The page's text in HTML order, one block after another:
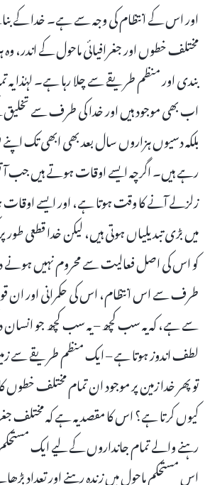
اور اس کے انتظام کی وجہ سے ہے۔ خدا کے
مختلف خطوں اور جغرافیائی ماحول کے اندر، وہ
بندی اور منظم طریقے سے چلا رہا ہے۔ لہٰذا یہ
اب بھی موجود ہیں اور خدا کی طرف سے
بلکہ دسیوں ہزاروں سال بعد بھی ابھی تک
رہے ہیں۔ اگرچہ ایسے اوقات ہوتے ہیں جب
زلزلے آنے کا وقت ہوتا ہے، اور ایسے
میں بڑی تبدیلیاں ہوتی ہیں، لیکن خدا قطعی
کو اس کی اصل فعالیت سے محروم نہیں ہونے
طرف سے اس انتظام، اس کی حکمرانی اور ان
سے ہے، کہ یہ سب کچھ – یہ سب کچھ جو
لطف اندوز ہوتا ہے – ایک منظم طریقے سے
تو پھر خدا زمین پر موجود ان تمام مختلف
کیوں کرتا ہے؟ اس کا مقصد یہ ہے کہ مختلف
رہنے والے تمام جانداروں کے لیے ایک مستحکم
اس مستحکم ماحول میں زندہ رہنے اور تعداد